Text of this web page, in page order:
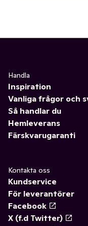
Handla
Inspiration
Vanliga frågor och
Så handlar du
Hemleverans
Färskvarugaranti
Kontakta oss
Kundservice
För leverantörer
Facebook
X (f.d Twitter)